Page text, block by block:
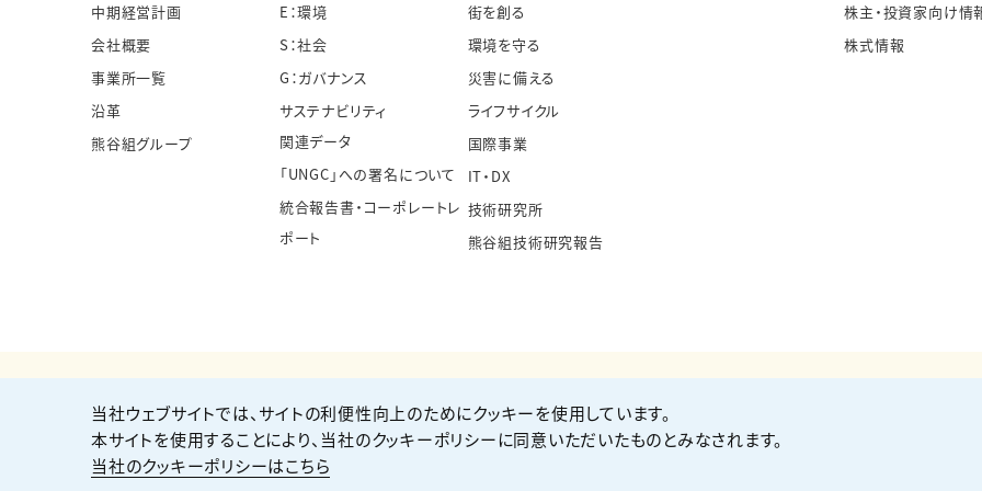
中期経営計画
会社概要
事業所一覧
沿革
熊谷組グループ
E：環境
S：社会
G：ガバナンス
サステナビリティ
関連データ
「UNGC」への署名について
統合報告書・コーポレートレ
ポート
街を創る
環境を守る
災害に備える
ライフサイクル
国際事業
IT・DX
技術研究所
熊谷組技術研究報告
株主・投資家向け情
株式情報
個人情報保護方針 サイト利用規約 サイトマップ お問い合わせ
当社ウェブサイトでは、サイトの利便性向上のためにクッキーを使用しています。
本サイトを使用することにより、当社のクッキーポリシーに同意いただいたものとみなされます。
当社のクッキーポリシーはこちら